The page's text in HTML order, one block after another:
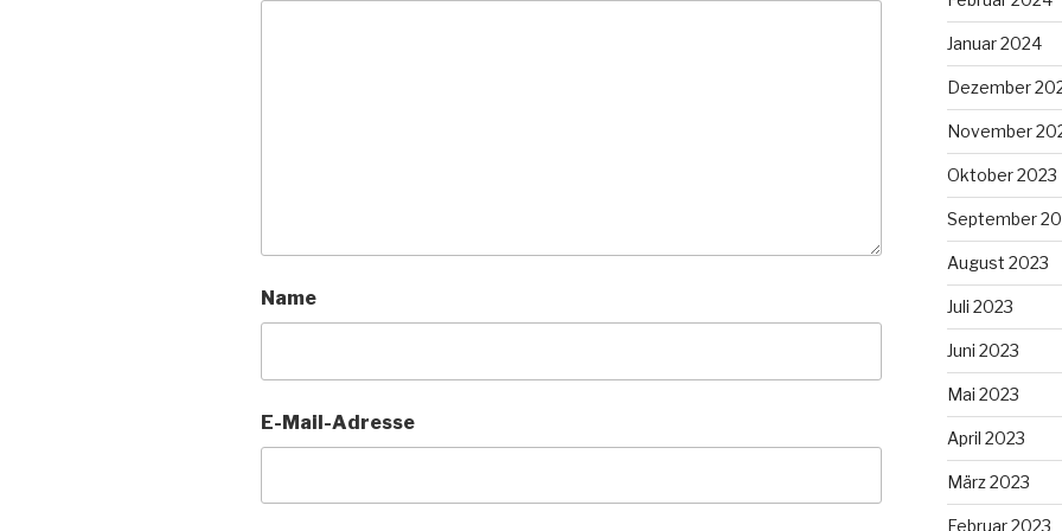
Name
E-Mail-Adresse
Januar 2024
Dezember
November
Oktober 2023
September
August 2023
Juli 2023
Juni 2023
Mai 2023
April 2023
März 2023
Februar 2023